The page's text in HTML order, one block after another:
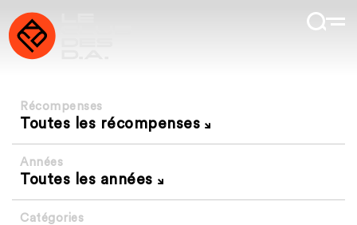
Récompenses
Toutes les récompenses
Années
Toutes les années
Catégories